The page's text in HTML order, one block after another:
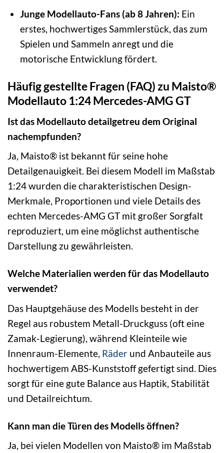
Junge Modellauto-Fans (ab 8 Jahren): Ein
erstes, hochwertiges Sammlerstück, das zum
Spielen und Sammeln anregt und die
motorische Entwicklung fördert.
Häufig gestellte Fragen (FAQ) zu Maisto®
Modellauto 1:24 Mercedes-AMG GT
Ist das Modellauto detailgetreu dem Original
nachempfunden?
Ja, Maisto® ist bekannt für seine hohe
Detailgenauigkeit. Bei diesem Modell im Maßstab
1:24 wurden die charakteristischen Design-
Merkmale, Proportionen und viele Details des
echten Mercedes-AMG GT mit großer Sorgfalt
reproduziert, um eine möglichst authentische
Darstellung zu gewährleisten.
Welche Materialien werden für das Modellauto
verwendet?
Das Hauptgehäuse des Modells besteht in der
Regel aus robustem Metall-Druckguss (oft eine
Zamak-Legierung), während Kleinteile wie
Innenraum-Elemente, Räder und Anbauteile aus
hochwertigem ABS-Kunststoff gefertigt sind. Dies
sorgt für eine gute Balance aus Haptik, Stabilität
und Detailreichtum.
Kann man die Türen des Modells öffnen?
Ja, bei vielen Modellen von Maisto® im Maßstab